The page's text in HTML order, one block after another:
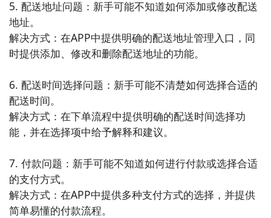
5. 配送地址问题：新手可能不知道如何添加或修改配送
地址。
解决方式：在APP中提供明确的配送地址管理入口，同
时提供添加、修改和删除配送地址的功能。
6. 配送时间选择问题：新手可能不清楚如何选择合适的
配送时间。
解决方式：在下单流程中提供明确的配送时间选择功
能，并在选择项中给予解释和建议。
7. 付款问题：新手可能不知道如何进行付款或选择合适
的支付方式。
解决方式：在APP中提供多种支付方式的选择，并提供
简单易懂的付款流程。